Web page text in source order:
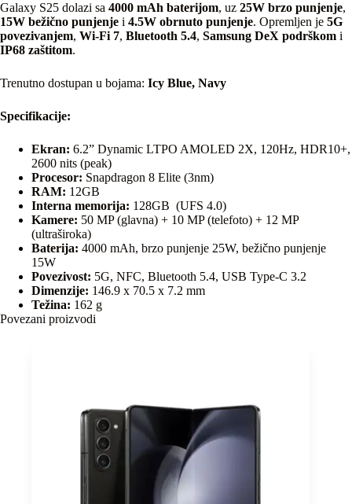
Galaxy S25 dolazi sa 4000 mAh baterijom, uz 25W brzo punjenje,
15W bežično punjenje i 4.5W obrnuto punjenje. Opremljen je 5G
povezivanjem, Wi-Fi 7, Bluetooth 5.4, Samsung DeX podrškom i
IP68 zaštitom.
Trenutno dostupan u bojama: Icy Blue, Navy
Specifikacije:
Ekran: 6.2” Dynamic LTPO AMOLED 2X, 120Hz, HDR10+,
2600 nits (peak)
Procesor: Snapdragon 8 Elite (3nm)
RAM: 12GB
Interna memorija: 128GB (UFS 4.0)
Kamere: 50 MP (glavna) + 10 MP (telefoto) + 12 MP
(ultraširoka)
Baterija: 4000 mAh, brzo punjenje 25W, bežično punjenje
15W
Povezivost: 5G, NFC, Bluetooth 5.4, USB Type-C 3.2
Dimenzije: 146.9 x 70.5 x 7.2 mm
Težina: 162 g
Povezani proizvodi